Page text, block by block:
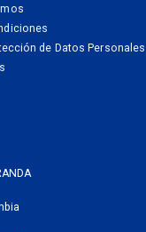
de Datos Personales